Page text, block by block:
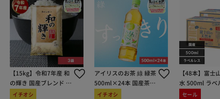
【15kg】令和7年産 和
の輝き 国産ブレンド 5
kg×3袋
イチオシ
アイリスのお茶 綠 緑茶
500ml×24本 国産茶葉
100％使用
イチオシ
【48本】富士
水 500ml ラベ
セール